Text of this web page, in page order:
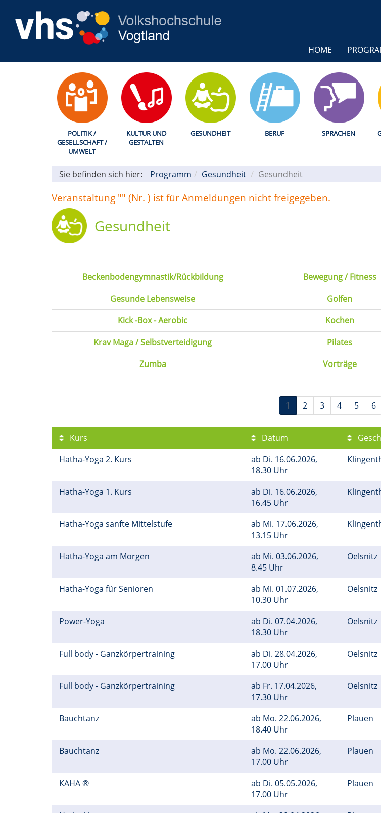
HOME
POLITIK /
GESELLSCHAFT /
UMWELT
KULTUR UND
GESTALTEN
GESUNDHEIT BERUF SPRACHEN
Sie befinden sich hier: Programm Gesundheit Gesundheit
Veranstaltung "" (Nr. ) ist für Anmeldungen nicht freigegeben.
Gesundheit
Beckenbodengymnastik/Rückbildung Bewegung / Fitness
Gesunde Lebensweise
Golfen
Kick -Box - Aerobic
Kochen
Krav Maga / Selbstverteidigung
Pilates
Zumba
Vorträge
1 2 3 4 5 6
Kurs Datum
Hatha-Yoga 2. Kurs
ab Di. 16.06.2026,
18.30 Uhr
Hatha-Yoga 1. Kurs ab Di. 16.06.2026,
16.45 Uhr
Hatha-Yoga sanfte Mittelstufe ab Mi. 17.06.2026,
13.15 Uhr
Hatha-Yoga am Morgen ab Mi. 03.06.2026,
8.45 Uhr
Oelsnitz
Hatha-Yoga für Senioren ab Mi. 01.07.2026,
10.30 Uhr
Oelsnitz
Power-Yoga ab Di. 07.04.2026,
18.30 Uhr
Oelsnitz
Full body - Ganzkörpertraining ab Di. 28.04.2026,
17.00 Uhr
Oelsnitz
Full body - Ganzkörpertraining ab Fr. 17.04.2026,
17.30 Uhr
Oelsnitz
Bauchtanz ab Mo. 22.06.2026,
18.40 Uhr
Plauen
Bauchtanz ab Mo. 22.06.2026,
17.00 Uhr
Plauen
KAHA ® ab Di. 05.05.2026,
17.00 Uhr
Plauen